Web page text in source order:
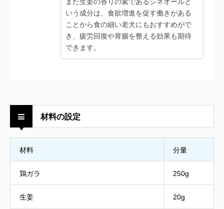
また生姜の香りの素であるシネオールと
いう成分は、食欲増進を促す働きがある
ことから食の細い老犬にもおすすめがで
き、疲労回復や胃腸を整える効果も期待
できます。
材料の設定
材料 分量
鶏ガラ 250g
生姜 20g